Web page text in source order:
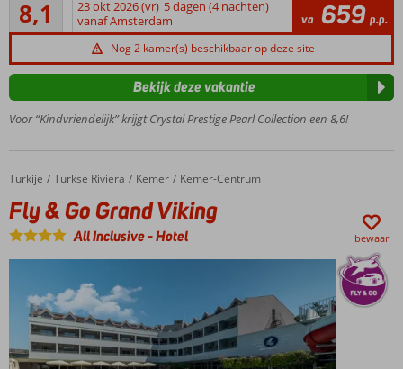
strand
in
Diverse
restaurants
en
8,1
26
beoordelingen
23 okt 2026 (vr) 5 dagen (4 nachten)
vanaf Amsterdam
va 659 p.p.
Nog 2 kamer(s) beschikbaar op deze site
Voor “Kindvriendelijk” krijgt Crystal Prestige Pearl Collection een 8,6!
Bekijk deze vakantie
Home
Turkije Turkse Riviera Kemer Kemer-Centrum
Fly & Go Grand Viking
Fly & Go Grand Viking
All Inclusive-Hotel bewaar